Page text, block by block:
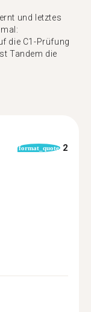
und letztes
die C1-Prüfung
Tandem die
format_quote 2